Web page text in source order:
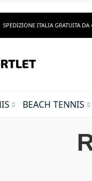
SPEDIZIONE ITALIA GRATUITA
BEACH TENNIS